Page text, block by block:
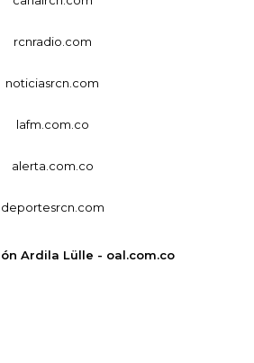
rcnradio.com
noticiasrcn.com
lafm.com.co
alerta.com.co
deportesrcn.com
Ardila Lülle - oal.com.co